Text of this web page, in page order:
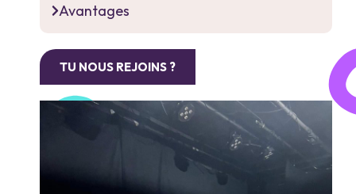
Avantages
TU NOUS REJOINS ?